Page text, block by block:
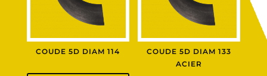
COUDE 5D DIAM 114
COUDE 5D DIAM 133
ACIER